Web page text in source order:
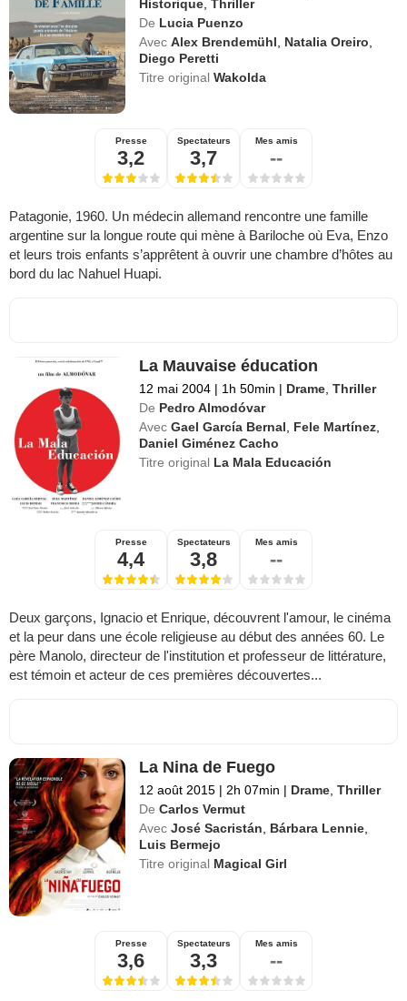
Historique ,Thriller
De Lucia Puenzo
Avec Alex Brendemühl Natalia Oreiro
Diego Peretti
Titre originalWakolda
Presse
3,2
Spectateurs
3,7
Mes amis
--
Patagonie, 1960. Un médecin allemand rencontre une famille
argentine sur la longue route qui mène à Bariloche où Eva, Enzo
et leurs trois enfants s’apprêtent à ouvrir une chambre d’hôtes au
bord du lac Nahuel Huapi.
La Mauvaise éducation
12 mai 2004 | 1h 50min | Drame ,Thriller
De Pedro Almodóvar
Avec Gael García Bernal Fele Martínez
Daniel Giménez Cacho
Titre original La Mala Educación
Presse
4,4
Spectateurs
3,8
Mes amis
--
Deux garçons, Ignacio et Enrique, découvrent l'amour, le cinéma
et la peur dans une école religieuse au début des années 60. Le
père Manolo, directeur de l'institution et professeur de littérature,
est témoin et acteur de ces premières découvertes...
La Nina de Fuego
12 août 2015 | 2h 07min | Drame ,Thriller
De Carlos Vermut
Avec José Sacristán Bárbara Lennie
Luis Bermejo
Titre original Magical Girl
Presse
3,6
Spectateurs
3,3
Mes amis
--